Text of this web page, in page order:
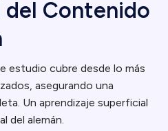
Contenido
estudio cubre desde lo más
asegurando una
Un aprendizaje superficial
del alemán.